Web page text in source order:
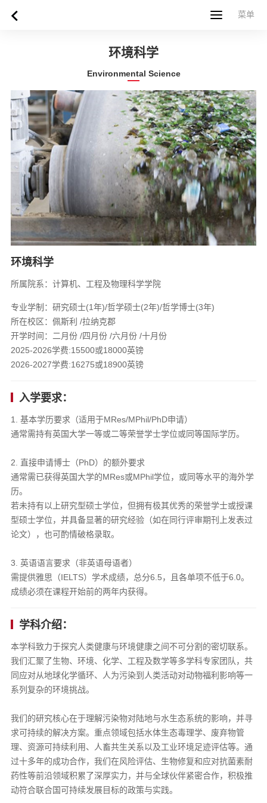
菜单
菜单
环境科学
Environmental Science
环境科学
所属院系：计算机、工程及物理科学学院
专业学制：研究硕士(1年)/哲学硕士(2年)/哲学博士(3年)
所在校区：佩斯利 /拉纳克郡
开学时间：二月份 /四月份 /六月份 /十月份
2025-2026学费:15500或18000英镑
2026-2027学费:16275或18900英镑
入学要求：
1. 基本学历要求（适用于MRes/MPhil/PhD申请）​​
通常需持有英国大学一等或二等荣誉学士学位或同等国际学历。
​2. 直接申请博士（PhD）的额外要求​
通常需已获得英国大学的MRes或MPhil学位，或同等水平的海外学
历。
若未持有以上研究型硕士学位，但拥有极其优秀的荣誉学士或授课
型硕士学位，并具备显著的研究经验​（如在同行评审期刊上发表过
论文），也可酌情破格录取。
​3. 英语语言要求（非英语母语者）​​
需提供雅思（IELTS）学术成绩，总分6.5，且各单项不低于6.0。
成绩必须在课程开始前的两年内获得。
学科介绍：
本学科致力于探究人类健康与环境健康之间不可分割的密切联系。
我们汇聚了生物、环境、化学、工程及数学等多学科专家团队，共
同应对从地球化学循环、人为污染到人类活动对动物福利影响等一
系列复杂的环境挑战。
我们的研究核心在于理解污染物对陆地与水生态系统的影响，并寻
求可持续的解决方案。重点领域包括水体生态毒理学、废弃物管
理、资源可持续利用、人畜共生关系以及工业环境足迹评估等。通
过十多年的成功合作，我们在风险评估、生物修复和应对抗菌素耐
药性等前沿领域积累了深厚实力，并与全球伙伴紧密合作，积极推
动符合联合国可持续发展目标的政策与实践。